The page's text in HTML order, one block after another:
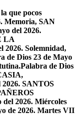
que pocos
Memoria, SAN
del 2026.
LA
2026. Solemnidad,
de Dios 23 de Mayo
Palabra de Dios
2026. SANTOS
del 2026. Miércoles
de 2026. Martes VII